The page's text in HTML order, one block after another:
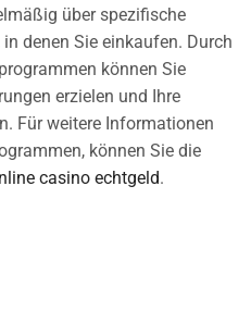
über spezifische
denen Sie einkaufen. Durch
können Sie
erzielen und Ihre
Für weitere Informationen
können Sie die
casino echtgeld.